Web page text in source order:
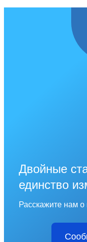
Двойные
единство
Расскажите нам